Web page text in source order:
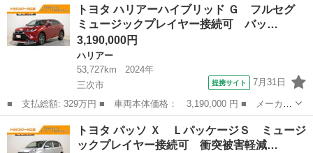
トヨタ ハリアーハイブリッド Ｇ フルセグ
ミュージックプレイヤー接続可 バッ…
3,190,000円
ハリアー
53,727km
2024年
三次市
提携サイト 7月31日
■ 支払総額: 329万円 ■ 車両本体価格： 3,190,000 円 ■ メーカー
名： トヨタ ■ 車種名： ハリアーハイブリッド ■ グレード
名： Ｇ フルセグ ミュージックプレイヤー接続可 バックカメ
ラ 衝突被害軽減...
三次市 ハリアー
トヨタ パッソ Ｘ ＬパッケージＳ ミュージ
ックプレイヤー接続可 衝突被害軽減…